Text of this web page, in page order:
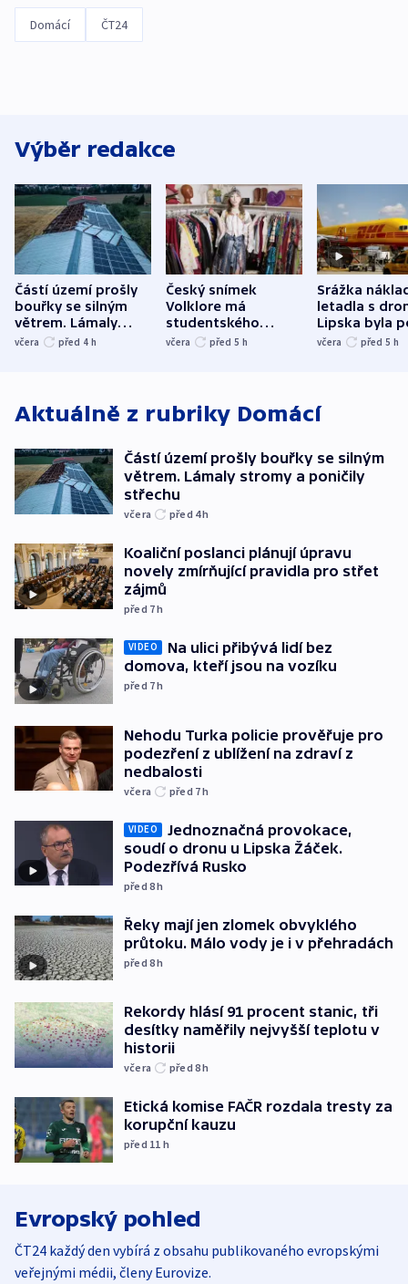
Domácí ČT24
Výběr redakce
Částí území prošly
bouřky se silným
větrem. Lámaly
stromy a poničily
včera před 4 h
Český snímek
Volklore má
studentského
Oscara, zabojuje o
včera před 5 h
Srážka
letadla s
Lipska byla
německého
včera před 5 h
Aktuálně z rubriky Domácí
Částí území prošly bouřky se silným
větrem. Lámaly stromy a poničily
střechu
včera před 4h
Koaliční poslanci plánují úpravu
novely zmírňující pravidla pro střet
zájmů
před 7h
VIDEO
Na ulici přibývá lidí bez
domova, kteří jsou na vozíku
před 7h
Nehodu Turka policie prověřuje pro
podezření z ublížení na zdraví z
nedbalosti
včera před 7h
VIDEO
Jednoznačná provokace,
soudí o dronu u Lipska Žáček.
Podezřívá Rusko
před 8h
Řeky mají jen zlomek obvyklého
průtoku. Málo vody je i v přehradách
před 8h
Rekordy hlásí 91 procent stanic, tři
desítky naměřily nejvyšší teplotu v
historii
včera před 8h
Etická komise FAČR rozdala tresty za
korupční kauzu
před 11 h
Evropský pohled
ČT24 každý den vybírá z obsahu publikovaného evropskými
veřejnými médii, členy Eurovize.